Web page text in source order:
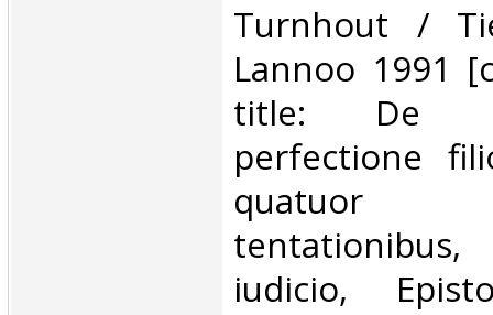
‎Turnhout /
Lannoo 1991
title: De
perfectione
quatuor
iudicio,